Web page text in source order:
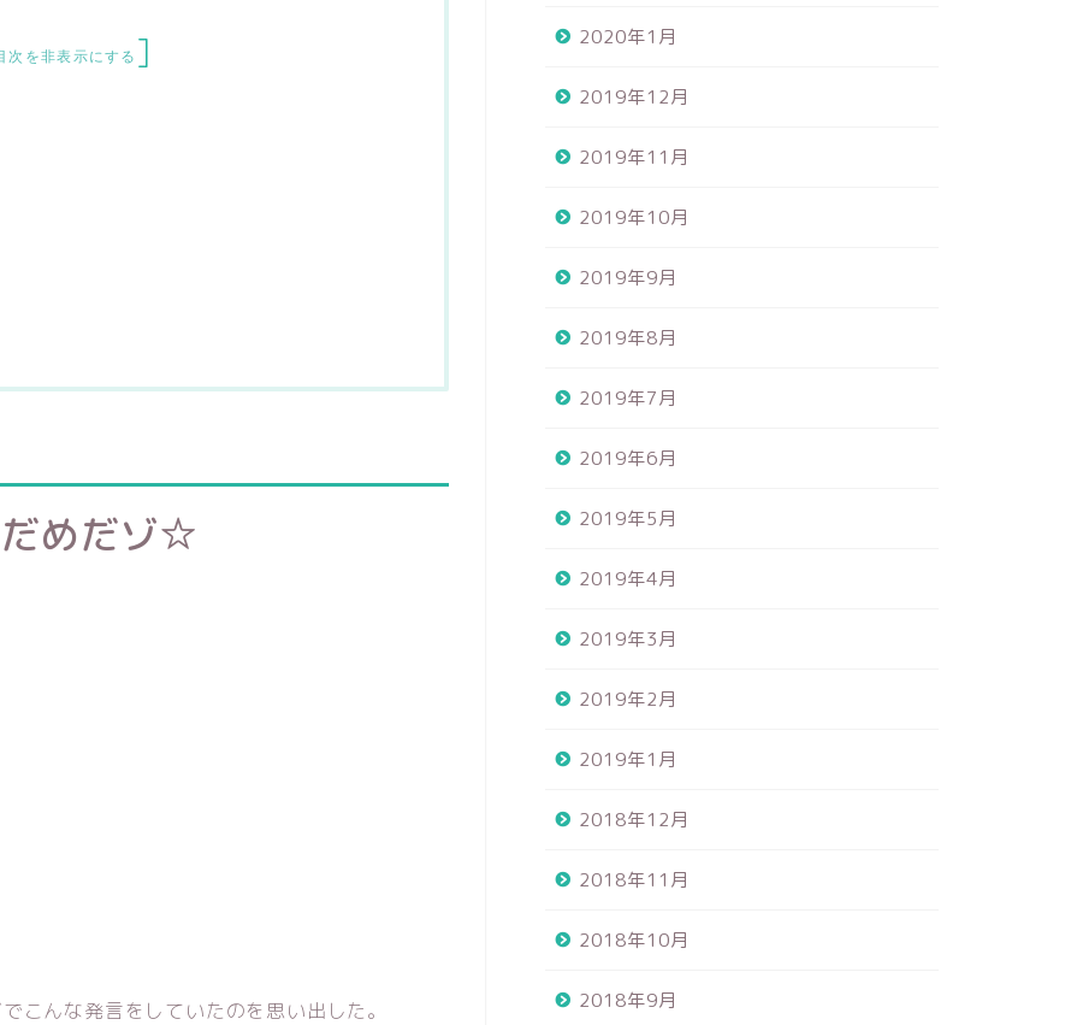
次を非表示にする ]
めだゾ☆
こんな発言をしていたのを思い出した。
2020年1月
2019年12月
2019年11月
2019年10月
2019年9月
2019年8月
2019年7月
2019年6月
2019年5月
2019年4月
2019年3月
2019年2月
2019年1月
2018年12月
2018年11月
2018年10月
2018年9月